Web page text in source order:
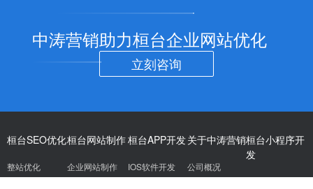
中涛营销助力桓台企业网站优化
立刻咨询
桓台SEO优化
整站优化
桓台网站制作
企业网站制作
桓台APP开发
IOS软件开发
关于中涛营销
公司概况
桓台小程序开
发
微信定制开发